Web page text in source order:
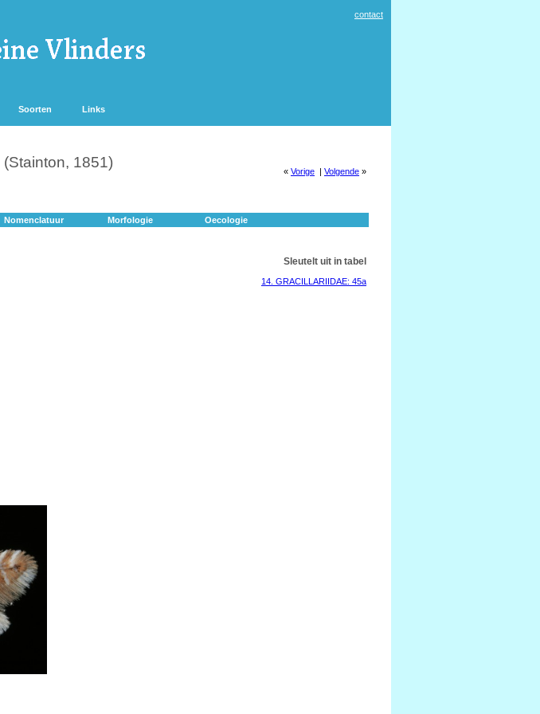
contact
Soorten Links
(Stainton, 1851)
« Vorige | Volgende »
Nomenclatuur Morfologie Oecologie
Sleutelt uit in tabel
14. GRACILLARIIDAE: 45a